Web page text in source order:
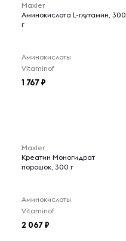
Maxler
Аминокислота L-глутамин, 300
г
Аминокислоты
Vitaminof
1 767
Maxler
Креатин Моногидрат
порошок, 300 г
Аминокислоты
Vitaminof
2 067